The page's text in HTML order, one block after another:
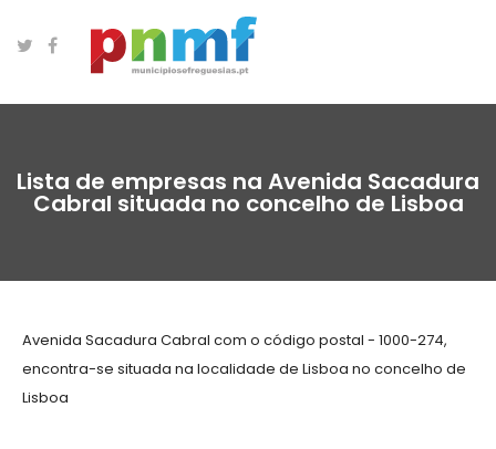
Lista de empresas na Avenida Sacadura
Cabral situada no concelho de Lisboa
Avenida Sacadura Cabral com o código postal - 1000-274,
encontra-se situada na localidade de Lisboa no concelho de
Lisboa